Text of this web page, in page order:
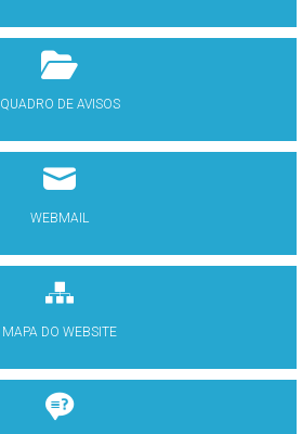
QUADRO DE AVISOS
WEBMAIL
MAPA DO WEBSITE